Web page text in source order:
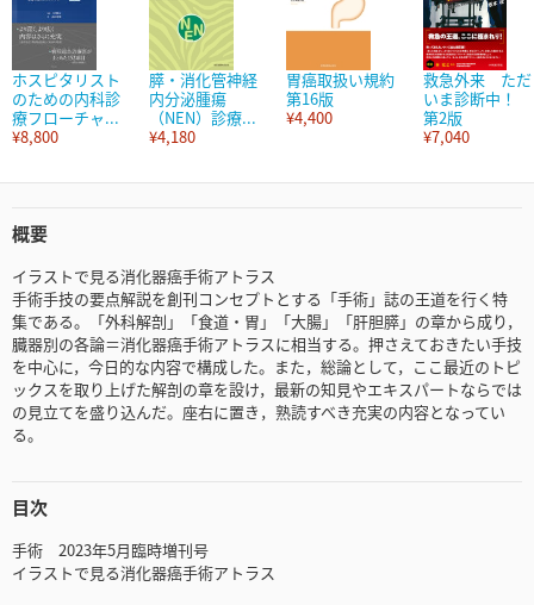
ホスピタリスト
のための内科診
療フローチャ...
¥8,800
膵・消化管神経
内分泌腫瘍
（NEN）診療...
¥4,180
胃癌取扱い規約
第16版
¥4,400
救急外来 ただ
いま診断中！
第2版
¥7,040
概要
イラストで見る消化器癌手術アトラス
手術手技の要点解説を創刊コンセプトとする「手術」誌の王道を行く特
集である。「外科解剖」「食道・胃」「大腸」「肝胆膵」の章から成り，
臓器別の各論＝消化器癌手術アトラスに相当する。押さえておきたい手技
を中心に，今日的な内容で構成した。また，総論として，ここ最近のトピ
ックスを取り上げた解剖の章を設け，最新の知見やエキスパートならでは
の見立てを盛り込んだ。座右に置き，熟読すべき充実の内容となってい
る。
目次
手術 2023年5月臨時増刊号
イラストで見る消化器癌手術アトラス